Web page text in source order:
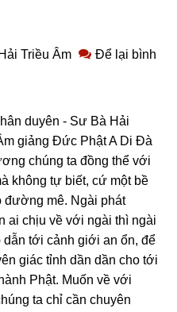
Triều Âm
Để lại bình
duyên - Sư Bà Hải
giảng Đức Phật A Di Đà
chúng ta đồng thể với
không tự biết, cứ một bề
đường mê. Ngài phát
ai chịu về với ngài thì ngài
dẫn tới cảnh giới an ổn, để
giác tỉnh dần dần cho tới
Phật. Muốn về với
ta chỉ cần chuyên